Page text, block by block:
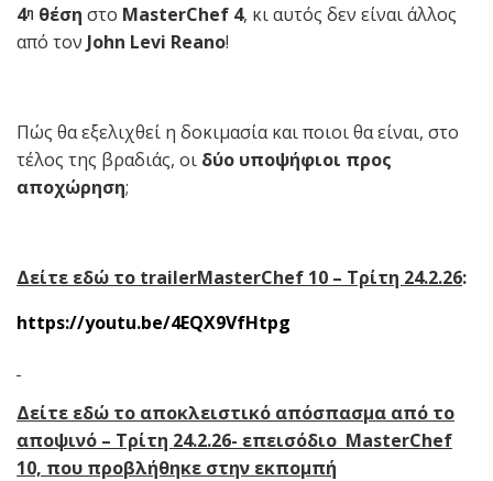
4η θέση στο MasterChef 4, κι αυτός δεν είναι άλλος
από τον John Levi Reano!
Πώς θα εξελιχθεί η δοκιμασία και ποιοι θα είναι, στο
τέλος της βραδιάς, οι δύο υποψήφιοι προς
αποχώρηση;
Δείτε εδώ το trailerMasterChef 10 – Τρίτη 24.2.26:
https://youtu.be/4EQX9VfHtpg
Δείτε εδώ το αποκλειστικό απόσπασμα από το
αποψινό – Τρίτη 24.2.26- επεισόδιο MasterChef
10, που προβλήθηκε στην εκπομπή